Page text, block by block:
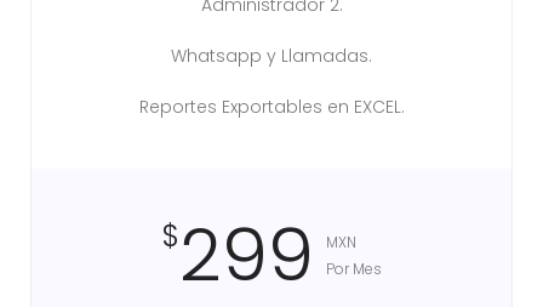
Whatsapp y Llamadas.
Reportes Exportables en EXCEL.
$299
MXN
Por Mes